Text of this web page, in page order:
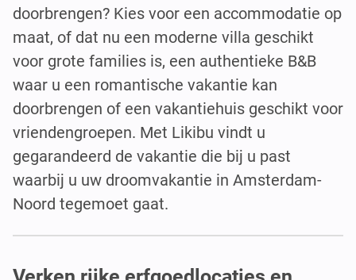
doorbrengen? Kies voor een accommodatie op
maat, of dat nu een moderne villa geschikt
voor grote families is, een authentieke B&B
waar u een romantische vakantie kan
doorbrengen of een vakantiehuis geschikt voor
vriendengroepen. Met Likibu vindt u
gegarandeerd de vakantie die bij u past
waarbij u uw droomvakantie in Amsterdam-
Noord tegemoet gaat.